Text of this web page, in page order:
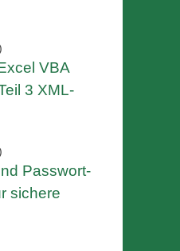
VBA
3 XML-
Passwort-
sichere